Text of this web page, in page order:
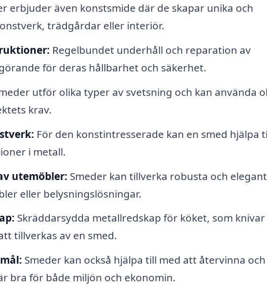
erbjuder även konstsmide där de skapar unika och
trädgårdar eller interiör.
Regelbundet underhåll och reparation av
för deras hållbarhet och säkerhet.
utför olika typer av svetsning och kan använda
krav.
För den konstintresserade kan en smed hjälpa
i metall.
utemöbler: Smeder kan tillverka robusta och
eller belysningslösningar.
Skräddarsydda metallredskap för köket, som knivar
tillverkas av en smed.
Smeder kan också hjälpa till med att återvinna och
bra för både miljön och ekonomin.